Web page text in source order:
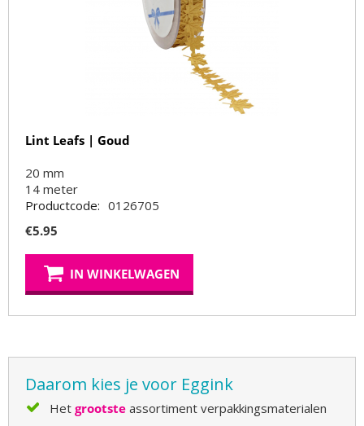
Lint Leafs | Goud
20 mm
14 meter
Productcode: 0126705
€5.95
IN WINKELWAGEN
Daarom kies je voor Eggink
Het grootste assortiment verpakkingsmaterialen